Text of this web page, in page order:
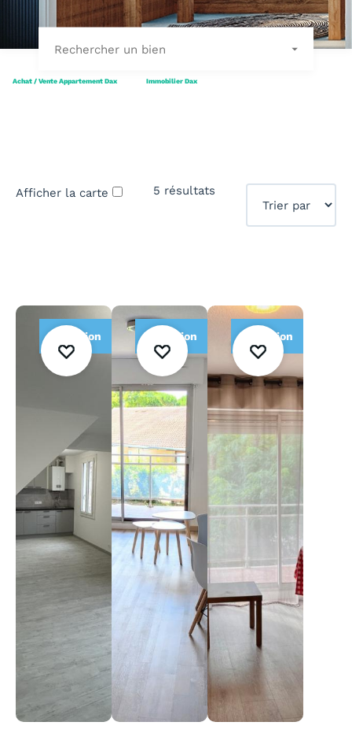
Rechercher un bien
Achat / Vente Appartement Dax Immobilier Dax
Afficher la carte 5 résultats
Location Location Location